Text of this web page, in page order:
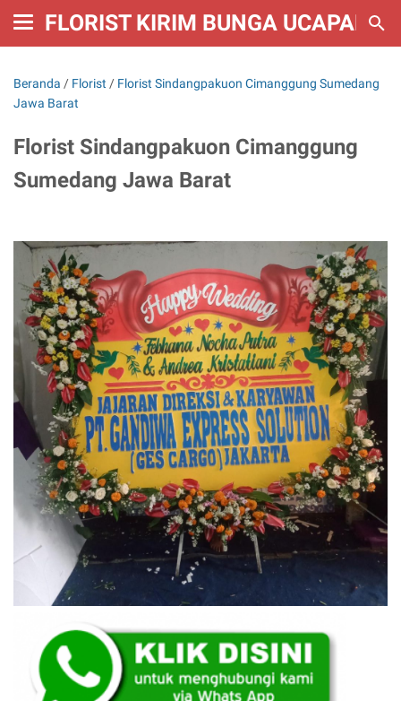
FLORIST KIRIM BUNGA UCAPAN
Beranda / Florist / Florist Sindangpakuon Cimanggung Sumedang
Jawa Barat
Florist Sindangpakuon Cimanggung
Sumedang Jawa Barat